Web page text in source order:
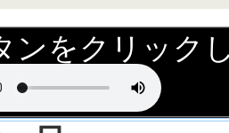
ンをクリック